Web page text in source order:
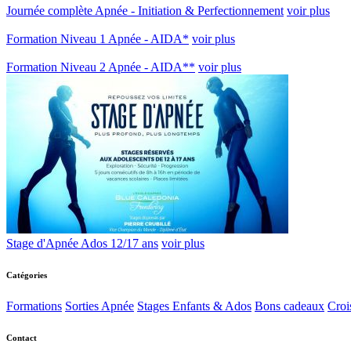
Journée complète Apnée - Initiation & Perfectionnement voir plus
Formation Niveau 1 Apnée - AIDA* voir plus
Formation Niveau 2 Apnée - AIDA** voir plus
Stage d'Apnée Ados 12/17 ans voir plus
Catégories
Formations Sorties Apnée Stages Enfants & Ados Bons cadeaux
Contact